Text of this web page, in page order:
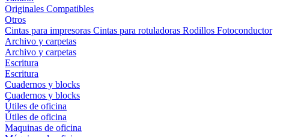
Originales Compatibles
Otros
Cintas para impresoras Cintas para rotuladoras Rodillos Fotoconductor
Archivo y carpetas
Archivo y carpetas
Escritura
Escritura
Cuadernos y blocks
Cuadernos y blocks
Útiles de oficina
Útiles de oficina
Maquinas de oficina